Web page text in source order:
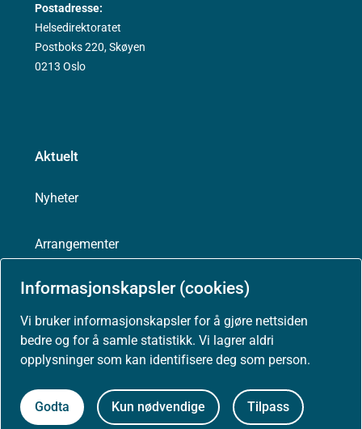
Informasjonskapsler (cookies)
Vi bruker informasjonskapsler for å gjøre nettsiden
bedre og for å samle statistikk. Vi lagrer aldri
opplysninger som kan identifisere deg som person.
Godta Kun nødvendige Tilpass
Postadresse:
Helsedirektoratet
Postboks 220, Skøyen
0213 Oslo
Aktuelt
Nyheter
Arrangementer
Høringer
Presse